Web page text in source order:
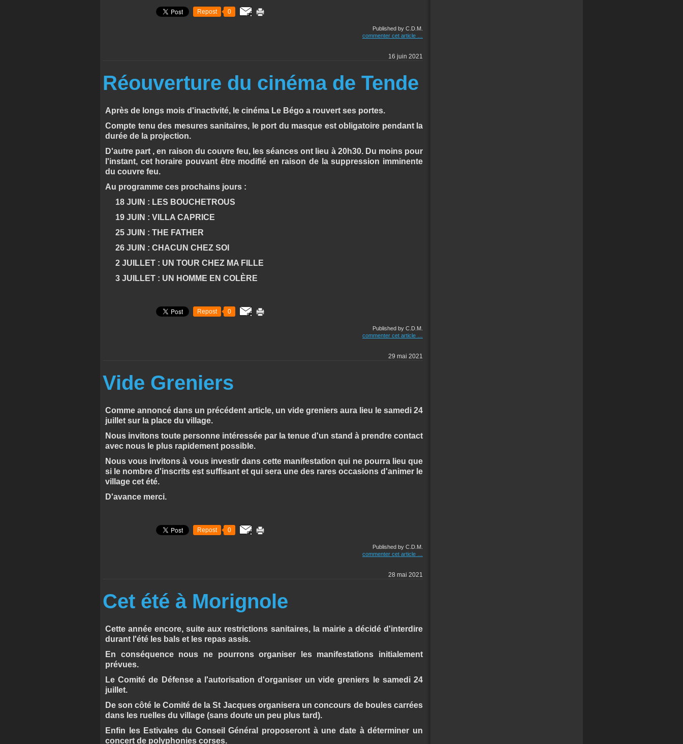
Repost 0
Published by C.D.M.
commenter cet article
16 juin 2021
Réouverture du cinéma de Tende
Après de longs mois d'inactivité, le cinéma Le Bégo a rouvert ses portes.
Compte tenu des mesures sanitaires, le port du masque est obligatoire pendant la
durée de la projection.
D'autre part , en raison du couvre feu, les séances ont lieu à 20h30. Du moins pour
l'instant, cet horaire pouvant être modifié en raison de la suppression imminente
du couvre feu.
Au programme ces prochains jours :
18 JUIN : LES BOUCHETROUS
19 JUIN : VILLA CAPRICE
25 JUIN : THE FATHER
26 JUIN : CHACUN CHEZ SOI
2 JUILLET : UN TOUR CHEZ MA FILLE
3 JUILLET : UN HOMME EN COLÈRE
Repost 0
Published by C.D.M.
commenter cet article
29 mai 2021
Vide Greniers
Comme annoncé dans un précédent article, un vide greniers aura lieu le samedi 24
juillet sur la place du village.
Nous invitons toute personne intéressée par la tenue d'un stand à prendre contact
avec nous le plus rapidement possible.
Nous vous invitons à vous investir dans cette manifestation qui ne pourra lieu que
si le nombre d'inscrits est suffisant et qui sera une des rares occasions d'animer le
village cet été.
D'avance merci.
Repost 0
Published by C.D.M.
commenter cet article
28 mai 2021
Cet été à Morignole
Cette année encore, suite aux restrictions sanitaires, la mairie a décidé d'interdire
durant l'été les bals et les repas assis.
En conséquence nous ne pourrons organiser les manifestations initialement
prévues.
Le Comité de Défense a l'autorisation d'organiser un vide greniers le samedi 24
juillet.
De son côté le Comité de la St Jacques organisera un concours de boules carrées
dans les ruelles du village (sans doute un peu plus tard).
Enfin les Estivales du Conseil Général proposeront à une date à déterminer un
concert de polyphonies corses.